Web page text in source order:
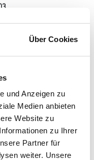
Über Cookies
und Anzeigen zu
Medien anbieten
Website zu
zu Ihrer
Partner für
weiter. Unsere
in 2 K
abgestimmte,